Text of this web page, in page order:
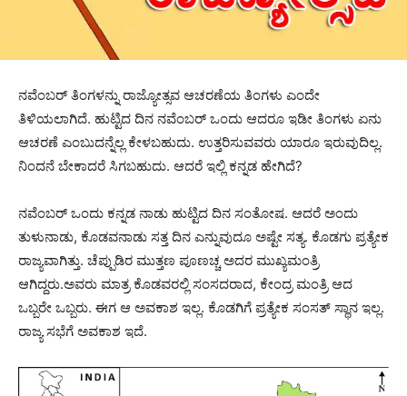
ನವೆಂಬರ್ ತಿಂಗಳನ್ನು ರಾಜ್ಯೋತ್ಸವ ಆಚರಣೆಯ ತಿಂಗಳು ಎಂದೇ
ತಿಳಿಯಲಾಗಿದೆ. ಹುಟ್ಟಿದ ದಿನ ನವೆಂಬರ್ ಒಂದು ಆದರೂ ಇಡೀ ತಿಂಗಳು ಏನು
ಆಚರಣೆ ಎಂಬುದನ್ನೆಲ್ಲ ಕೇಳಬಹುದು. ಉತ್ತರಿಸುವವರು ಯಾರೂ ಇರುವುದಿಲ್ಲ.
ನಿಂದನೆ ಬೇಕಾದರೆ ಸಿಗಬಹುದು. ಆದರೆ ಇಲ್ಲಿ ಕನ್ನಡ ಹೇಗಿದೆ?
ನವೆಂಬರ್ ಒಂದು ಕನ್ನಡ ನಾಡು ಹುಟ್ಟಿದ ದಿನ ಸಂತೋಷ. ಆದರೆ ಅಂದು
ತುಳುನಾಡು, ಕೊಡವನಾಡು ಸತ್ತ ದಿನ ಎನ್ನುವುದೂ ಅಷ್ಟೇ ಸತ್ಯ. ಕೊಡಗು ಪ್ರತ್ಯೇಕ
ರಾಜ್ಯವಾಗಿತ್ತು. ಚೆಪ್ಪುಡಿರ ಮುತ್ತಣ ಪೂಣಚ್ಚ ಅದರ ಮುಖ್ಯಮಂತ್ರಿ
ಆಗಿದ್ದರು.ಅವರು ಮಾತ್ರ ಕೊಡವರಲ್ಲಿ ಸಂಸದರಾದ, ಕೇಂದ್ರ ಮಂತ್ರಿ ಆದ
ಒಬ್ಬರೇ ಒಬ್ಬರು. ಈಗ ಆ ಅವಕಾಶ ಇಲ್ಲ. ಕೊಡಗಿಗೆ ಪ್ರತ್ಯೇಕ ಸಂಸತ್ ಸ್ಥಾನ ಇಲ್ಲ.
ರಾಜ್ಯ ಸಭೆಗೆ ಅವಕಾಶ ಇದೆ.